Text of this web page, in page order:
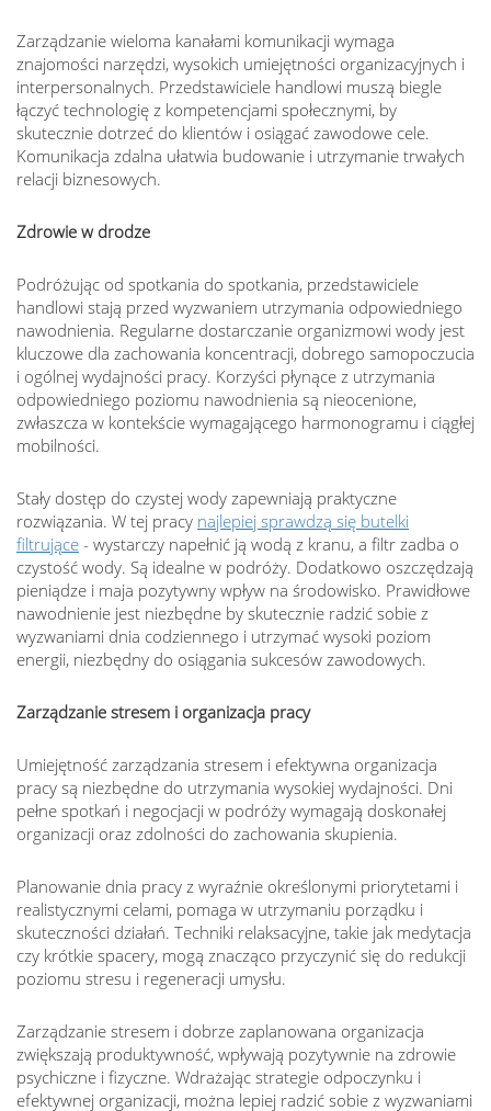
Zarządzanie wieloma kanałami komunikacji wymaga
znajomości narzędzi, wysokich umiejętności organizacyjnych i
interpersonalnych. Przedstawiciele handlowi muszą biegle
łączyć technologię z kompetencjami społecznymi, by
skutecznie dotrzeć do klientów i osiągać zawodowe cele.
Komunikacja zdalna ułatwia budowanie i utrzymanie trwałych
relacji biznesowych.
Zdrowie w drodze
Podróżując od spotkania do spotkania, przedstawiciele
handlowi stają przed wyzwaniem utrzymania odpowiedniego
nawodnienia. Regularne dostarczanie organizmowi wody jest
kluczowe dla zachowania koncentracji, dobrego samopoczucia
i ogólnej wydajności pracy. Korzyści płynące z utrzymania
odpowiedniego poziomu nawodnienia są nieocenione,
zwłaszcza w kontekście wymagającego harmonogramu i ciągłej
mobilności.
Stały dostęp do czystej wody zapewniają praktyczne
rozwiązania. W tej pracy najlepiej sprawdzą się butelki
filtrujące - wystarczy napełnić ją wodą z kranu, a filtr zadba o
czystość wody. Są idealne w podróży. Dodatkowo oszczędzają
pieniądze i maja pozytywny wpływ na środowisko. Prawidłowe
nawodnienie jest niezbędne by skutecznie radzić sobie z
wyzwaniami dnia codziennego i utrzymać wysoki poziom
energii, niezbędny do osiągania sukcesów zawodowych.
Zarządzanie stresem i organizacja pracy
Umiejętność zarządzania stresem i efektywna organizacja
pracy są niezbędne do utrzymania wysokiej wydajności. Dni
pełne spotkań i negocjacji w podróży wymagają doskonałej
organizacji oraz zdolności do zachowania skupienia.
Planowanie dnia pracy z wyraźnie określonymi priorytetami i
realistycznymi celami, pomaga w utrzymaniu porządku i
skuteczności działań. Techniki relaksacyjne, takie jak medytacja
czy krótkie spacery, mogą znacząco przyczynić się do redukcji
poziomu stresu i regeneracji umysłu.
Zarządzanie stresem i dobrze zaplanowana organizacja
zwiększają produktywność, wpływają pozytywnie na zdrowie
psychiczne i fizyczne. Wdrażając strategie odpoczynku i
efektywnej organizacji, można lepiej radzić sobie z wyzwaniami